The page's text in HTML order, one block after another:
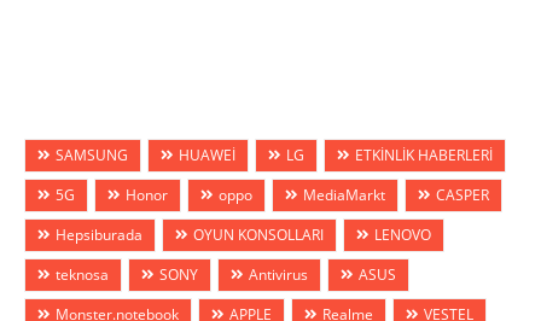
SAMSUNG HUAWEİ LG
ETKİNLİK HABERLERİ
5G
Honor oppo MediaMarkt
CASPER
Hepsiburada
OYUN KONSOLLARI
LENOVO
teknosa
SONY Antivirus
ASUS
Monster.notebook
APPLE Realme
VESTEL